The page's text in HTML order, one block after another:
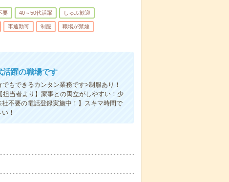
要 40～50代活躍 しゅふ歓迎
車通勤可 制服 職場が禁煙
活躍の職場です
もできるカンタン業務です>制服あり！
当者より】家事との両立がしやすい！少
不要の電話登録実施中！】スキマ時間で
！